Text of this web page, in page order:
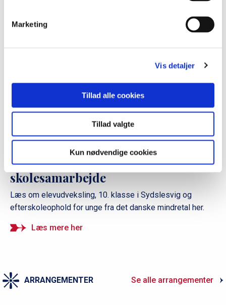
Marketing
Vis detaljer
Tillad alle cookies
Tillad valgte
Kun nødvendige cookies
Dansk-sydslesvigsk
skolesamarbejde
Læs om elevudveksling, 10. klasse i Sydslesvig og
efterskoleophold for unge fra det danske mindretal her.
Læs mere her
ARRANGEMENTER Se alle arrangementer